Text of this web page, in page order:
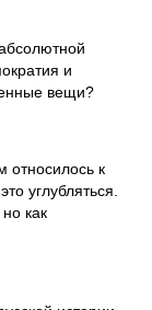
и
вещи?
относилось к
углубляться.
как